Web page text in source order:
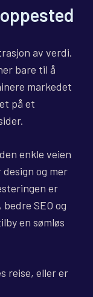
av verdi.
bare til å
markedet
på et
enkle veien
og mer
er
SEO og
en sømløs
reise, eller er